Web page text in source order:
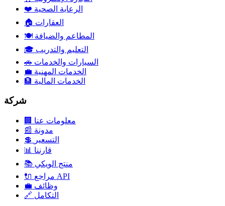
❤️ الرعاية الصحية
🏠 العقارات
🍽️ المطاعم والضيافة
🎓 التعليم والتدريب
🚗 السيارات والخدمات
💼 الخدمات المهنية
🏦 الخدمات المالية
شركة
🏢 معلومات عنا
📰 مدونة
💲
التسعير
📊 قارننا
📚 منتج الويكي
🔌
مراجع API
💼 وظائف
🔗 التكامل